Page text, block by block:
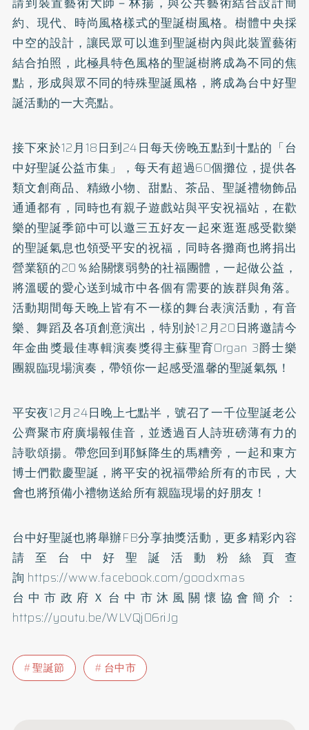
約、現代、時尚風格樣式的聖誕樹風格。樹體中央採
中空的設計，讓民眾可以進到聖誕樹內與此裝置藝術
結合拍照，此極具特色風格的聖誕樹將成為不同的焦
點，形成與眾不同的特殊聖誕風格，將成為台中好聖
誕活動的一大亮點。
接下來於12月18日到24日每天傍晚五點到十點的「台
中好聖誕公益市集」，每天有超過60個攤位，提供各
類文創商品、精緻小物、甜點、茶品、聖誕禮物飾品
通通都有，同時也有親子遊戲站與平安祝福站，在歡
樂的聖誕季節中可以邀三五好友一起來逛逛感受歡樂
的聖誕氣息也領受平安的祝福，同時各攤商也將捐出
營業額的20％給關懷弱勢的社福團體，一起做公益，
將溫暖的愛心送到城市中各個有需要的族群與角落。
活動期間每天晚上皆有不一樣的舞台表演活動，有音
樂、舞蹈及各項創意演出，特別於12月20日將邀請今
年金曲獎最佳專輯演奏獎得主蘇聖育Organ 3爵士樂
團親臨現場演奏，帶領你一起感受溫馨的聖誕氣氛！
平安夜12月24日晚上七點半，號召了一千位聖誕老公
公齊聚市府廣場報佳音，並透過百人詩班磅薄有力的
詩歌頌揚。帶您回到耶穌降生的馬糟旁，一起和東方
博士們歡慶聖誕，將平安的祝福帶給所有的市民，大
會也將預備小禮物送給所有親臨現場的好朋友！
台中好聖誕也將舉辦FB分享抽獎活動，更多精彩內容
請至台中好聖誕活動粉絲頁查
詢 https://www.facebook.com/goodxmas
台中市政府Ｘ台中市沐風關懷協會簡介 ：
https://youtu.be/WLVQj06riJg
聖誕節 台中市